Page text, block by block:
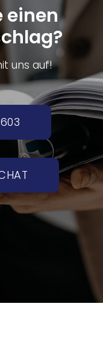
einen
uns auf!